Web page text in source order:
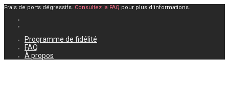
Frais de ports dégressifs. Consultez la FAQ pour plus d'informations.
Programme de fidélité
FAQ
À propos